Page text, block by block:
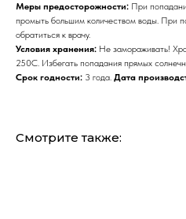
Меры предосторожности: При
промыть большим количеством воды. При
обратиться к врачу.
Условия хранения: Не замораживать!
250С. Избегать попадания прямых
Срок годности: 3 года. Дата
Смотрите также: